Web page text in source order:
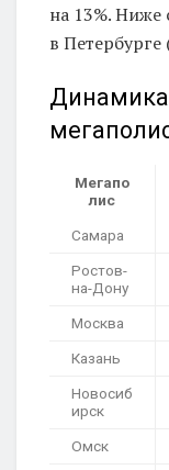
на 13%. Ниже
в
Динамика
Мегапо
лис
Самара
Ростов-
на-Дону
Москва
Казань
Новосиб
ирск
Омск